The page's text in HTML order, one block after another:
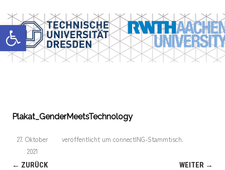
Werkzeugleiste öffnen
Plakat_GenderMeetsTechnology
veröffentlicht
27. Oktober
2021
um connectING-Stammtisch.
← ZURÜCK WEITER →